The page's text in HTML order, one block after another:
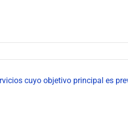
cuyo objetivo principal es